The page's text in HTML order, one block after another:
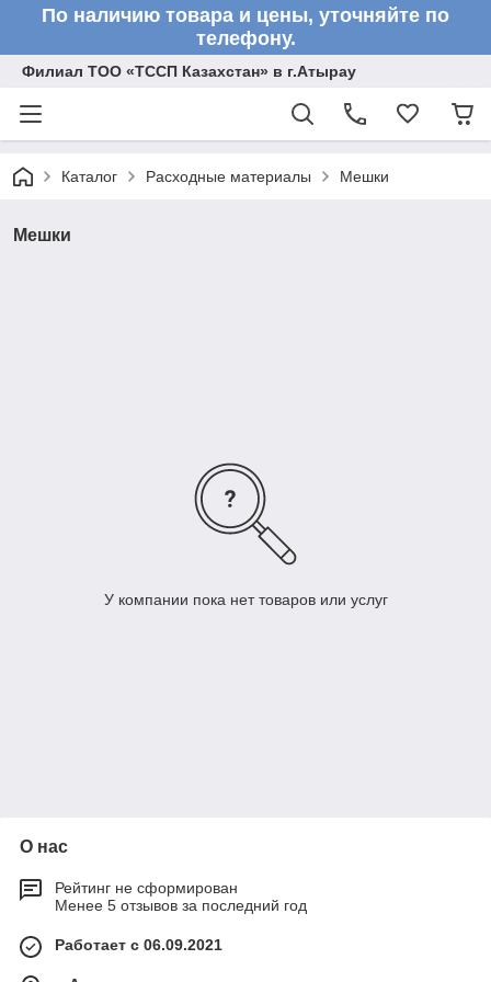
По наличию товара и цены, уточняйте по
телефону.
Филиал ТОО «ТССП Казахстан» в г.Атырау
Каталог Расходные материалы Мешки
Мешки
У компании пока нет товаров или услуг
О нас
Рейтинг не сформирован
Менее 5 отзывов за последний год
Работает с 06.09.2021